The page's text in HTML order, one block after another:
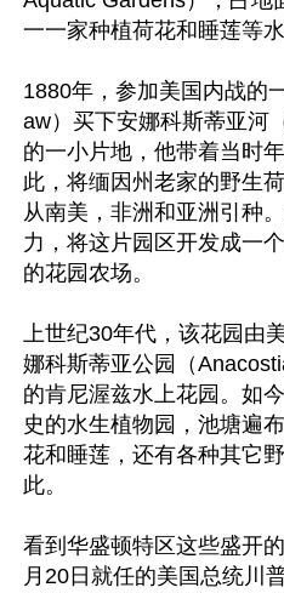
一一家种植荷花和睡莲等
1880年，参加美国内战的
aw）买下安娜科斯蒂亚河
的一小片地，他带着当时
此，将缅因州老家的野生
从南美，非洲和亚洲引种
力，将这片园区开发成一
的花园农场。
上世纪30年代，该花园由
娜科斯蒂亚公园（
的肯尼渥兹水上花园。如
史的水生植物园，池塘遍
花和睡莲，还有各种其它
此。
看到华盛顿特区这些盛开
月20日就任的美国总统川